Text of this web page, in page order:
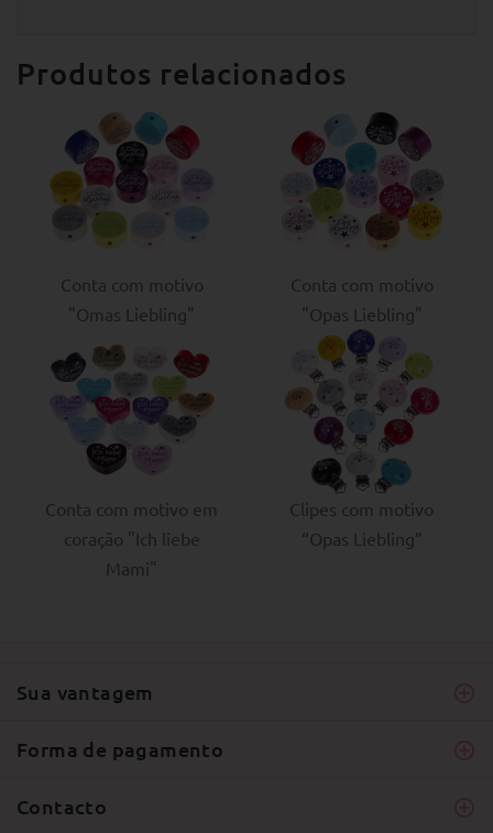
Produtos relacionados
Conta com motivo
"Omas Liebling"
Conta com motivo
"Opas Liebling"
Conta com motivo em
coração "Ich liebe
Mami"
Clipes com motivo
“Opas Liebling”
Sua vantagem
Forma de pagamento
Contacto